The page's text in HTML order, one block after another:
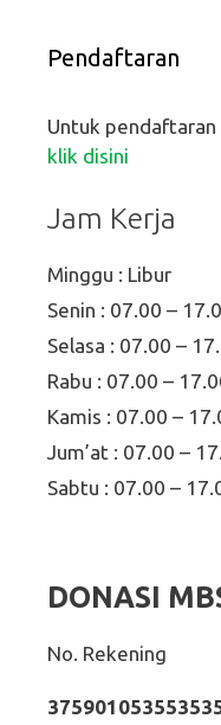
Pendaftaran
Untuk pendaftaran
klik disini
Jam Kerja
Minggu : Libur
Senin : 07.00 –
Selasa : 07.00 –
Rabu : 07.00 –
Kamis : 07.00 –
Jum’at : 07.00 –
Sabtu : 07.00 –
DONASI
No. Rekening